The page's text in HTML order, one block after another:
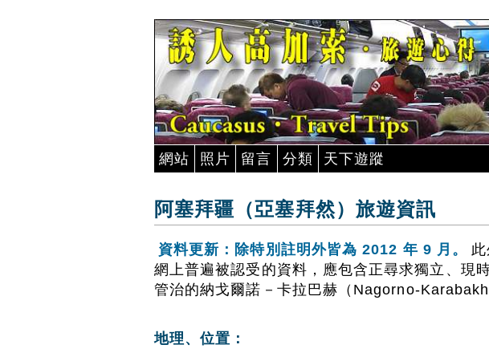
網站 照片 留言 分類 天下遊蹤
阿塞拜疆（亞塞拜然）旅遊資訊
資料更新：除特別註明外皆為 2012 年 9 月。
網上普遍被認受的資料，應包含正尋求獨立、現
管治的納戈爾諾－卡拉巴赫（Nagorno-Karabakh
地理、位置：